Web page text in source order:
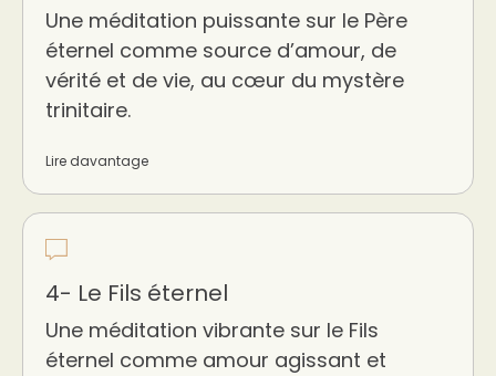
Une méditation puissante sur le Père
éternel comme source d’amour, de
vérité et de vie, au cœur du mystère
trinitaire.
Lire davantage
4- Le Fils éternel
Une méditation vibrante sur le Fils
éternel comme amour agissant et